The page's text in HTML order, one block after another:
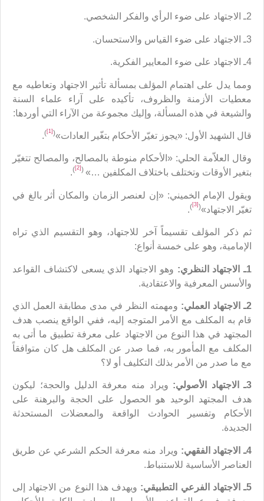
2ـ الاجتهاد على ضوء الرأي والفكر الشخصي.
3ـ الاجتهاد على ضوء القياس والاستحسان.
4ـ الاجتهاد على ضوء المعايير الفكرية.
ومما يدل على اهتمام المؤلف بمسألة تأثير الاجتهاد وتعاطيه مع
معطيات الأزمنة والظروف، تأكيده على آراء علماء السنة
والشيعة في هذه المسألة، وإليك مجموعة من الآراء التي أوردها:
قال الشهيد الأول: «يجوز تغيّر الأحكام بتغّير العادات»(
[1]
)
.
وقال العلاّمة الحلي: «الأحكام منوطة بالمصالح، والمصالح تتغيّر
بتغير الأوقات وتختلف باختلاف المكلفين …» (
[2]
)
.
ويقول الإمام الخميني: «إن لعنصر الزمان والمكان أثر بالغ في
تغيّر الاجتهاد»(
[3]
)
.
ثم ذكر المؤلف تقسيماً آخر للاجتهاد، وهو التقسيم الذي تراه
الإمامية، وهو على خمسة أنواع:
1ـ الاجتهاد النظري:
وهو الاجتهاد الذي يسعى لاكتشاف القواعد
والأسس المعرفية والاعتقادية.
2ـ الاجتهاد العملي:
ومهمته النظر في مدى مطابقة العمل الذي
قام به المكلف مع الأمر المتوجه إليه، ففي الواقع ينصب هدف
المجتهد في هذا النوع من الاجتهاد على معرفة تطبيق ما أتى به
المكلف مع المأمور به، فما صدر عن المكلف هل كان متوافقاً
مع ما صدر من الأمر بذلك التكليف أو لا؟
3ـ الاجتهاد الأصولي:
ويراد منه معرفة الدليل والحجة؛ ليكون
هدف المجتهد الوحيد هو الحصول على الحجة والبرهنة على
الأحكام وتفسير الحوادث الواقعة والمعضلات المستحدثة
الجديدة.
4ـ الاجتهاد الفقهي:
ويراد منه معرفة الحكم الشرعي عن طريق
العناصر الأساسية للاستنباط.
5ـ الاجتهاد الفرعي التطبيقي:
ويهدف هذا النوع من الاجتهاد إلى